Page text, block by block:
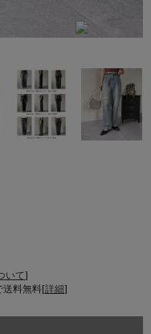
いて]
送料無料[詳細]